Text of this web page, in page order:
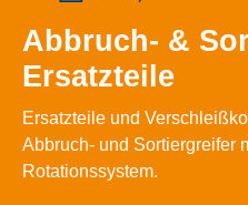
Abbruch- &
Ersatzteile
Ersatzteile und
Abbruch- und Sortiergreifer
Rotationssystem.